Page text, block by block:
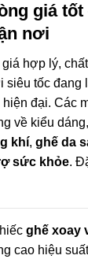
giá tốt
nơi
hợp lý,
siêu tốc đang
đại. Các
về kiểu
khí, ghế da
sức khỏe.
ghế xoay
cao hiệu